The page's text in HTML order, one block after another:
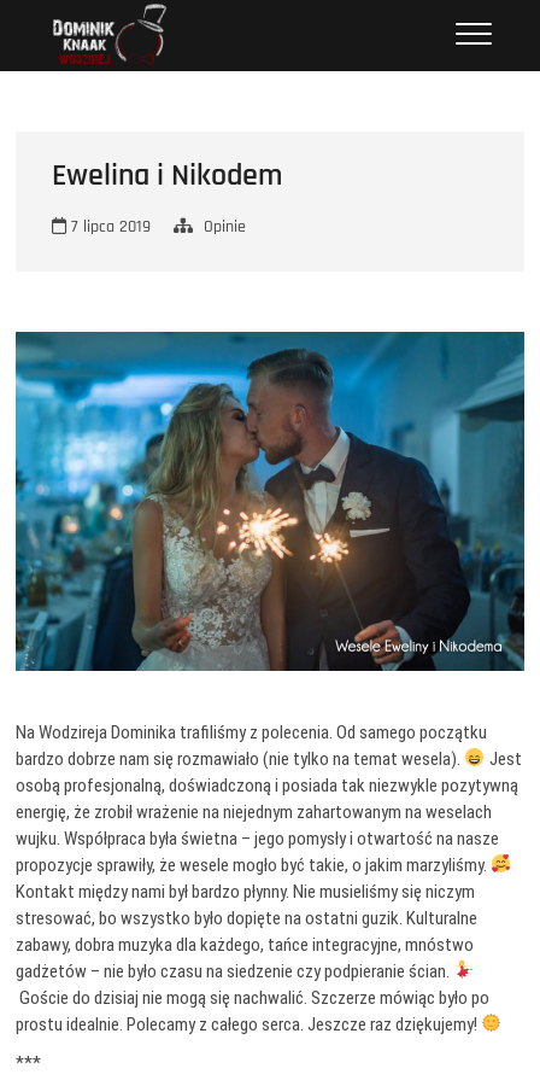
STRONA INTERNETOWA WODZIREJA DOMINIKA.
Ewelina i Nikodem
7 lipca 2019 Opinie
Na Wodzireja Dominika trafiliśmy z polecenia. Od samego początku
bardzo dobrze nam się rozmawiało (nie tylko na temat wesela).
Jest
osobą profesjonalną, doświadczoną i posiada tak niezwykle pozytywną
energię, że zrobił wrażenie na niejednym zahartowanym na weselach
wujku. Współpraca była świetna – jego pomysły i otwartość na nasze
propozycje sprawiły, że wesele mogło być takie, o jakim marzyliśmy.
Kontakt między nami był bardzo płynny. Nie musieliśmy się niczym
stresować, bo wszystko było dopięte na ostatni guzik. Kulturalne
zabawy, dobra muzyka dla każdego, tańce integracyjne, mnóstwo
gadżetów – nie było czasu na siedzenie czy podpieranie ścian.
Goście do dzisiaj nie mogą się nachwalić. Szczerze mówiąc było po
prostu idealnie. Polecamy z całego serca. Jeszcze raz dziękujemy!
***